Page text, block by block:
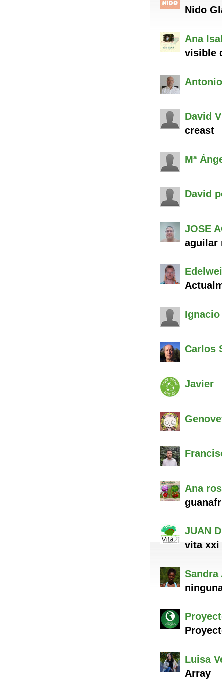
Nido
Ana
visible
Antonio
David
creast
Mª
David
JOSE
aguilar
Ignacio
Carlos
Javier
Ana
JUAN
vita xxi
Sandra
Luisa
Array